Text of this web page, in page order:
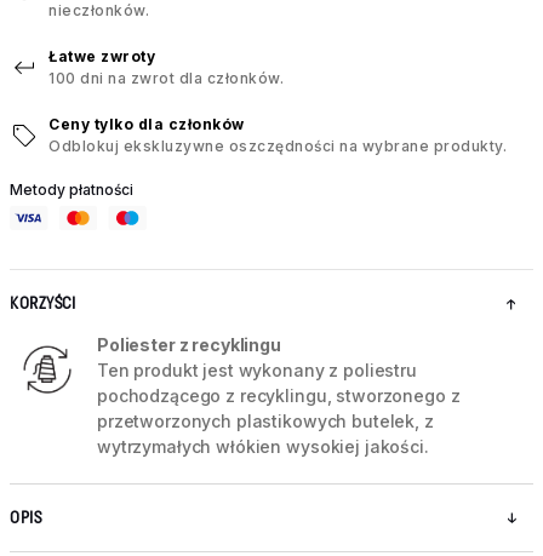
nieczłonków.
Łatwe zwroty
100 dni na zwrot dla członków.
Ceny tylko dla członków
Odblokuj ekskluzywne oszczędności na wybrane produkty.
Metody płatności
KORZYŚCI
Poliester z recyklingu
Ten produkt jest wykonany z poliestru
pochodzącego z recyklingu, stworzonego z
przetworzonych plastikowych butelek, z
wytrzymałych włókien wysokiej jakości.
OPIS